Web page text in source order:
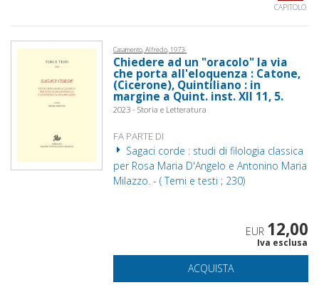
CAPITOLO
Casamento, Alfredo, 1973-
Chiedere ad un "oracolo" la via
che porta all'eloquenza : Catone,
(Cicerone), Quintiliano : in
margine a Quint. inst. XII 11, 5.
2023 - Storia e Letteratura
FA PARTE DI
Sagaci corde : studi di filologia classica
per Rosa Maria D'Angelo e Antonino Maria
Milazzo. - ( Temi e testi ; 230)
EUR 12,00
Iva esclusa
ACQUISTA